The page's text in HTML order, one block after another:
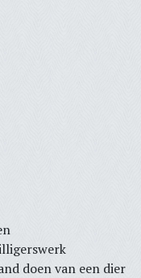
doen van een dier